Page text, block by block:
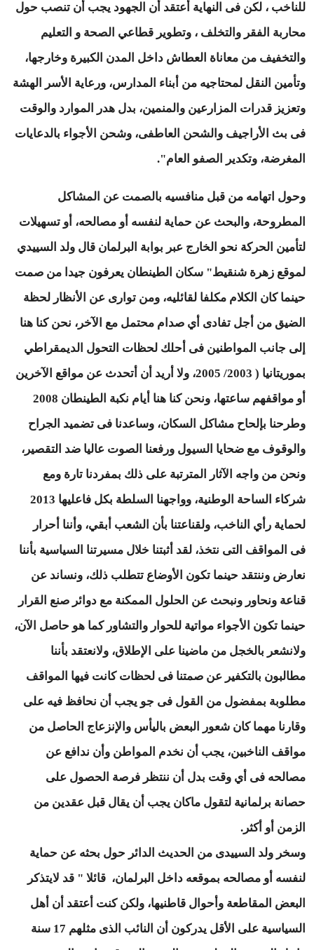
للناخب ، لكن فى النهاية أعتقد أن الجهود يجب أن تنصب حول
محاربة الفقر والتخلف ، وتطوير قطاعي الصحة و التعليم
والتخفيف من معاناة العطاش داخل المدن الكبيرة وخارجها،
وتأمين النقل لمحتاجيه من أبناء المدارس، ورعاية الأسر الهشة
وتعزيز قدرات المزارعين والمنمين، بدل هدر الموارد والوقت
فى بث الأراجيف والشحن العاطفى، وشحن الأجواء بالدعايات
المغرضة، وتكدير الصفو العام".
وحول اتهامه من قبل منافسيه بالصمت عن المشاكل
المطروحة، والبحث عن حماية لنفسه أو مصالحه، أو تسهيلات
لتأمين الحركة نحو الخارج عبر بوابة البرلمان قال ولد السييدي
لموقع زهرة شنقيط" سكان الطينطان يعرفون جيدا من صمت
حينما كان الكلام مكلفا لقائليه، ومن توارى عن الأنظار لحظة
الضيق من أجل تفادى أي صدام محتمل مع الآخر، نحن كنا هنا
إلى جانب المواطنين فى أحلك لحظات التحول الديمقراطي
بموريتانيا ( 2003/ 2005، ولا أريد أن أتحدث عن مواقع الآخرين
أو مواقفهم ساعتها، ونحن كنا هنا أيام نكبة الطينطان 2008
وطرحنا بإلحاح مشاكل السكان، وساعدنا فى تضميد الجراح
والوقوف مع ضحايا السيول ورفعنا الصوت عاليا ضد التقصير،
ونحن من واجه الآثار المترتبة على ذلك بمفردنا تارة ومع
شركاء الساحة الوطنية، وواجهنا السلطة بكل فاعليها 2013
لحماية رأي الناخب، ولقناعتنا بأن الشعب أبقي، وأننا أحرار
فى المواقف التى نتخذ، لقد أثبتنا خلال مسيرتنا السياسية بأننا
نعارض وننتقد حينما تكون الأوضاع تتطلب ذلك، ونساند عن
قناعة ونحاور ونبحث عن الحلول الممكنة مع دوائر صنع القرار
حينما تكون الأجواء مواتية للحوار والتشاور كما هو حاصل الآن،
ولانشعر بالخجل من ماضينا على الإطلاق، ولانعتقد بأننا
مطالبون بالتكفير عن صمتنا فى لحظات كانت فيها المواقف
مطلوبة بمفضول من القول فى جو يجب أن نحافظ فيه على
وقارنا مهما كان شعور البعض باليأس والإنزعاج الحاصل من
مواقف الناخبين، يجب أن نخدم المواطن وأن ندافع عن
مصالحه فى أي وقت بدل أن ننتظر فرصة الحصول على
حصانة برلمانية لتقول ماكان يجب أن يقال قبل عقدين من
الزمن أو أكثر.
وسخر ولد السييدى من الحديث الدائر حول بحثه عن حماية
لنفسه أو مصالحه بموقعه داخل البرلمان، قائلا " قد لايتذكر
البعض المقاطعة وأحوال قاطنيها، ولكن كنت أعتقد أن أهل
السياسية على الأقل يدركون أن النائب الذى مثلهم 17 سنة